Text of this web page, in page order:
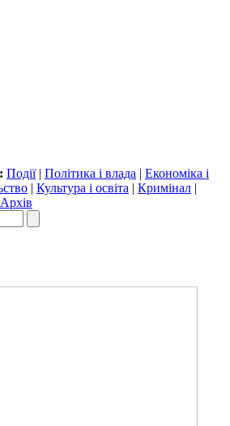
Події| Політика і влада | Економіка і
| Культура і освіта | Кримінал |
Архів